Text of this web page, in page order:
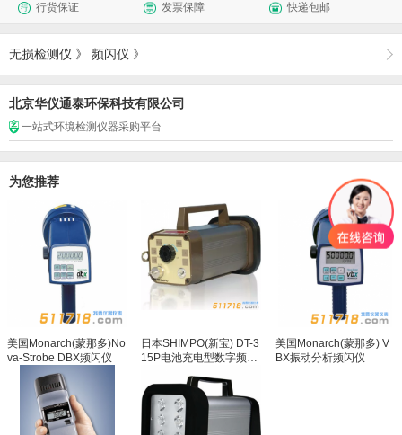
行货保证 发票保障 快递包邮
无损检测仪 》 频闪仪 》
北京华仪通泰环保科技有限公司
一站式环境检测仪器采购平台
为您推荐
美国Monarch(蒙那多)No
va-Strobe DBX频闪仪
日本SHIMPO(新宝) DT-3
15P电池充电型数字频闪
美国Monarch(蒙那多) V
BX振动分析频闪仪